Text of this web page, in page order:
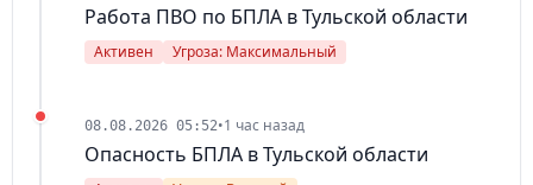
Работа ПВО по БПЛА в Тульской области
Активен Угроза: Максимальный
08.08.2026 05:52•1 час назад
Опасность БПЛА в Тульской области